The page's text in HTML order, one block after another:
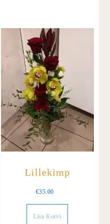
Lillekimp
€35.00
Lisa Korvi